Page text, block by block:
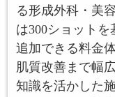
る形成外科・美
は300ショットを
追加できる料金
肌質改善まで幅
知識を活かした